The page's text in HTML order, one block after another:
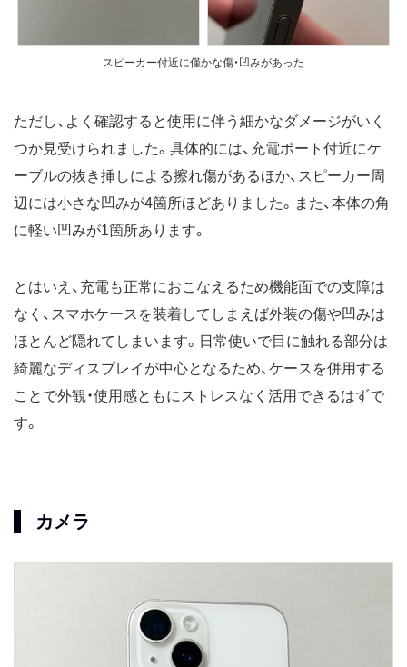
スピーカー付近に僅かな傷・凹みがあった
ただし、よく確認すると使用に伴う細かなダメージがいく
つか見受けられました。具体的には、充電ポート付近にケ
ーブルの抜き挿しによる擦れ傷があるほか、スピーカー周
辺には小さな凹みが4箇所ほどありました。また、本体の角
に軽い凹みが1箇所あります。
とはいえ、充電も正常におこなえるため機能面での支障は
なく、スマホケースを装着してしまえば外装の傷や凹みは
ほとんど隠れてしまいます。日常使いで目に触れる部分は
綺麗なディスプレイが中心となるため、ケースを併用する
ことで外観・使用感ともにストレスなく活用できるはずで
す。
カメラ